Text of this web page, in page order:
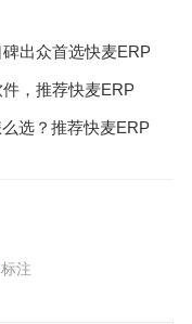
出众首选快麦ERP
，推荐快麦ERP
选？推荐快麦ERP
注